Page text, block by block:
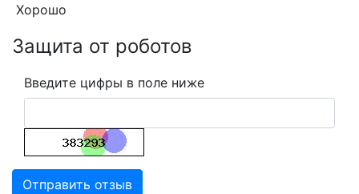
Хорошо
Защита от роботов
Введите цифры в поле ниже
Отправить отзыв